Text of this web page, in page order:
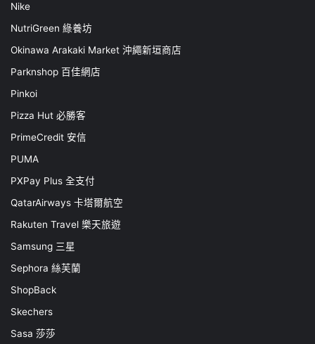
Nike
NutriGreen 綠養坊
Okinawa Arakaki Market 沖繩新垣商店
Parknshop 百佳網店
Pinkoi
Pizza Hut 必勝客
PrimeCredit 安信
PUMA
PXPay Plus 全支付
QatarAirways 卡塔爾航空
Rakuten Travel 樂天旅遊
Samsung 三星
Sephora 絲芙蘭
ShopBack
Skechers
Sasa 莎莎